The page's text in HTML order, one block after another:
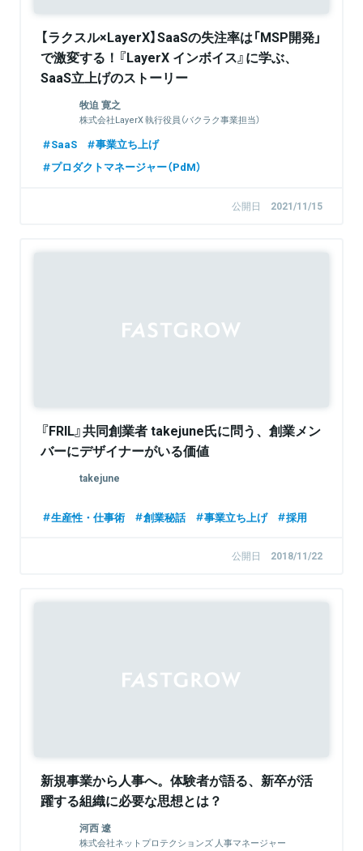
【ラクスル×LayerX】SaaSの失注率は「MSP開発」
で激変する！『LayerX インボイス』に学ぶ、
SaaS立上げのストーリー
牧迫 寛之
株式会社LayerX 執行役員（バクラク事業担当）
SaaS
事業立ち上げ
プロダクトマネージャー（PdM）
公開日 2021/11/15
『FRIL』共同創業者 takejune氏に問う、創業メン
バーにデザイナーがいる価値
takejune
生産性・仕事術 創業秘話 事業立ち上げ 採用
公開日 2018/11/22
新規事業から人事へ。体験者が語る、新卒が活
躍する組織に必要な思想とは？
河西 遼
株式会社ネットプロテクションズ 人事マネージャー